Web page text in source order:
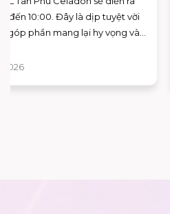
chưa?
Tầng G - AEON MALL Tân Phú